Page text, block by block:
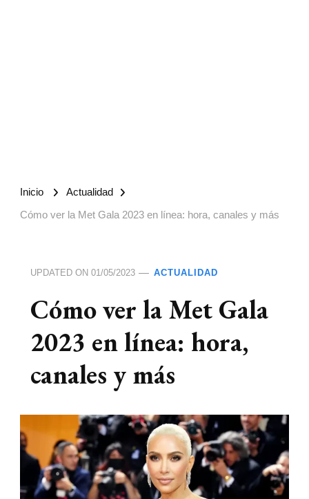
Inicio Actualidad
Cómo ver la Met Gala 2023 en línea: hora, canales y más
UPDATED ON 01/05/2023 ACTUALIDAD
Cómo ver la Met Gala
2023 en línea: hora,
canales y más